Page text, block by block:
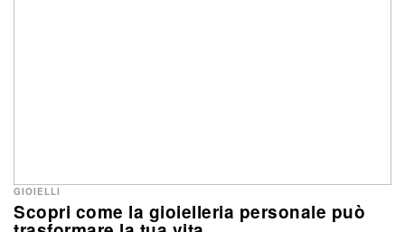
Scopri come la gioielleria personale può
GIOIELLI